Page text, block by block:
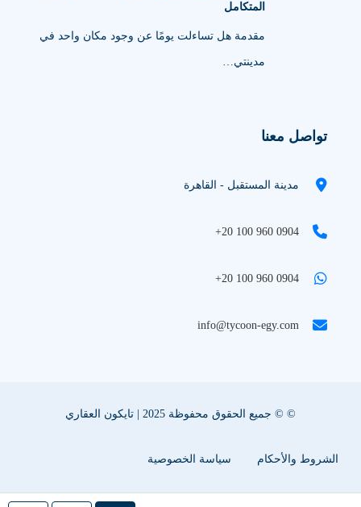
المتكامل
مقدمة هل تساءلت يومًا عن وجود مكان واحد في
مدينتي…
تواصل معنا
مدينة المستقبل - القاهرة
+20 100 960 0904
+20 100 960 0904
info@tycoon-egy.com
© © جميع الحقوق محفوظة 2025 | تايكون العقاري
الشروط والأحكام سياسة الخصوصية